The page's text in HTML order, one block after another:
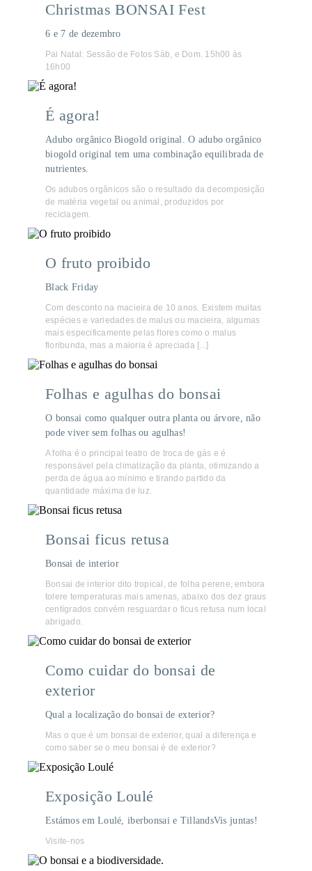
Christmas BONSAI Fest
6 e 7 de dezembro
Pai Natal: Sessão de Fotos Sáb, e Dom. 15h00 às
16h00
É agora!
Adubo orgânico Biogold original. O adubo orgânico
biogold original tem uma combinação equilibrada de
nutrientes.
Os adubos orgânicos são o resultado da decomposição
de matéria vegetal ou animal, produzidos por
reciclagem.
O fruto proibido
Black Friday
Com desconto na macieira de 10 anos. Existem muitas
espécies e variedades de malus ou macieira, algumas
mais especificamente pelas flores como o malus
floribunda, mas a maioria é apreciada [...]
Folhas e agulhas do bonsai
O bonsai como qualquer outra planta ou árvore, não
pode viver sem folhas ou agulhas!
A folha é o principal teatro de troca de gás e é
responsável pela climatização da planta, otimizando a
perda de água ao mínimo e tirando partido da
quantidade máxima de luz.
Bonsai ficus retusa
Bonsai de interior
Bonsai de interior dito tropical, de folha perene, embora
tolere temperaturas mais amenas, abaixo dos dez graus
centígrados convém resguardar o ficus retusa num local
abrigado.
Como cuidar do bonsai de
exterior
Qual a localização do bonsai de exterior?
Mas o que é um bonsai de exterior, qual a diferença e
como saber se o meu bonsai é de exterior?
Exposição Loulé
Estámos em Loulé, iberbonsai e TillandsVis juntas!
Visite-nos